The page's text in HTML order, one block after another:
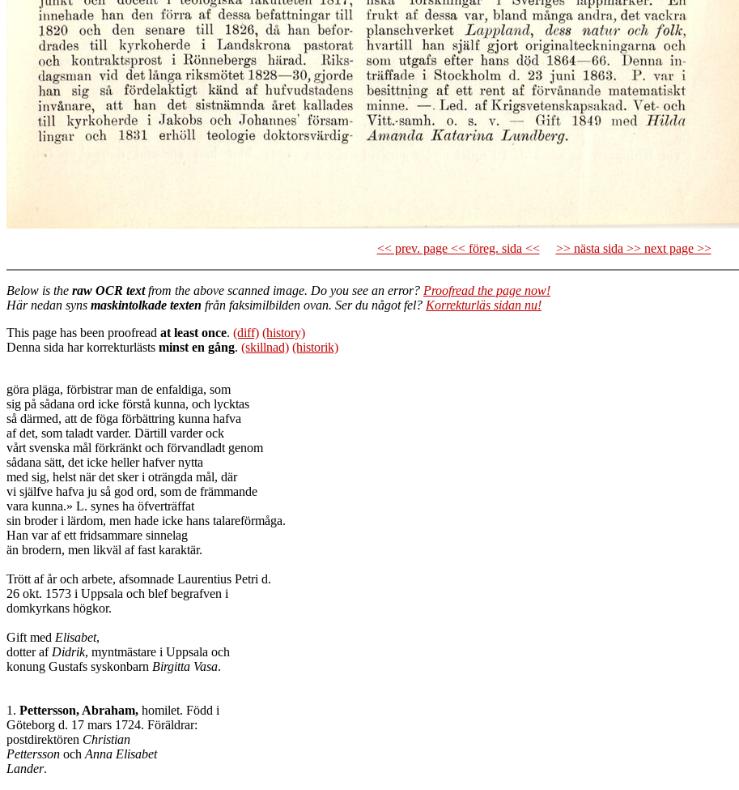
<< prev. page << föreg. sida << >> nästa sida >> next page >>
Below is the raw OCR textfrom the above scanned image. Do you see an error? Proofread the page now!
Här nedan syns maskintolkade texten från faksimilbilden ovan. Ser du något fel? Korrekturläs sidan nu!
This page has been proofread at least once. (diff) (history)
Denna sida har korrekturlästs minst en gång. (skillnad) (historik)
göra pläga, förbistrar man de enfaldiga, som
sig på sådana ord icke förstå kunna, och lycktas
så därmed, att de föga förbättring kunna hafva
af det, som taladt varder. Därtill varder ock
vårt svenska mål förkränkt och förvandladt genom
sådana sätt, det icke heller hafver nytta
med sig, helst när det sker i oträngda mål, där
vi själfve hafva ju så god ord, som de främmande
vara kunna.» L. synes ha öfverträffat
sin broder i lärdom, men hade icke hans talareförmåga.
Han var af ett fridsammare sinnelag
än brodern, men likväl af fast karaktär.
Trött af år och arbete, afsomnade Laurentius Petri d.
26 okt. 1573 i Uppsala och blef begrafven i
domkyrkans högkor.
Gift med Elisabet,
dotter af Didrik, myntmästare i Uppsala och
konung Gustafs syskonbarn Birgitta Vasa.
1. Pettersson, Abraham, homilet. Född i
Göteborg d. 17 mars 1724. Föräldrar:
postdirektören Christian
Pettersson och Anna Elisabet
Lander.